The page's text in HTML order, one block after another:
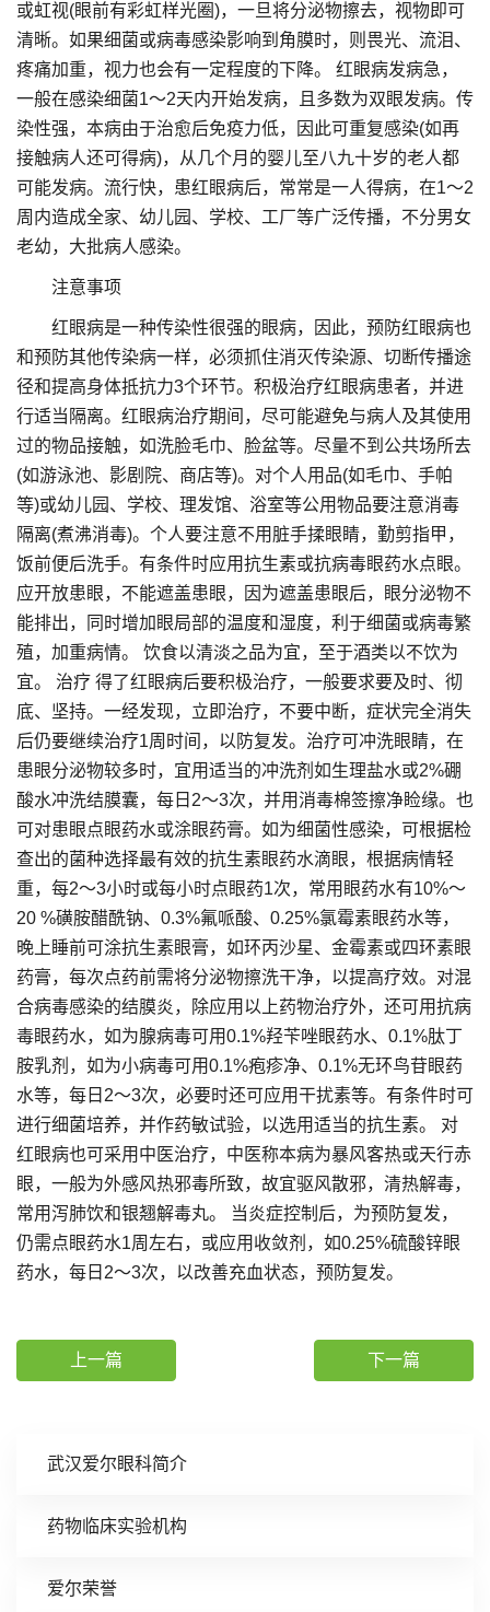
武汉爱尔眼科简介
药物临床实验机构
爱尔荣誉
或虹视(眼前有彩虹样光圈)，一旦将分泌物擦去，视物即可
清晰。如果细菌或病毒感染影响到角膜时，则畏光、流泪、
疼痛加重，视力也会有一定程度的下降。 红眼病发病急，
一般在感染细菌1～2天内开始发病，且多数为双眼发病。传
染性强，本病由于治愈后免疫力低，因此可重复感染(如再
接触病人还可得病)，从几个月的婴儿至八九十岁的老人都
可能发病。流行快，患红眼病后，常常是一人得病，在1～2
周内造成全家、幼儿园、学校、工厂等广泛传播，不分男女
老幼，大批病人感染。
注意事项
红眼病是一种传染性很强的眼病，因此，预防红眼病也
和预防其他传染病一样，必须抓住消灭传染源、切断传播途
径和提高身体抵抗力3个环节。积极治疗红眼病患者，并进
行适当隔离。红眼病治疗期间，尽可能避免与病人及其使用
过的物品接触，如洗脸毛巾、脸盆等。尽量不到公共场所去
(如游泳池、影剧院、商店等)。对个人用品(如毛巾、手帕
等)或幼儿园、学校、理发馆、浴室等公用物品要注意消毒
隔离(煮沸消毒)。个人要注意不用脏手揉眼睛，勤剪指甲，
饭前便后洗手。有条件时应用抗生素或抗病毒眼药水点眼。
应开放患眼，不能遮盖患眼，因为遮盖患眼后，眼分泌物不
能排出，同时增加眼局部的温度和湿度，利于细菌或病毒繁
殖，加重病情。 饮食以清淡之品为宜，至于酒类以不饮为
宜。 治疗 得了红眼病后要积极治疗，一般要求要及时、彻
底、坚持。一经发现，立即治疗，不要中断，症状完全消失
后仍要继续治疗1周时间，以防复发。治疗可冲洗眼睛，在
患眼分泌物较多时，宜用适当的冲洗剂如生理盐水或2%硼
酸水冲洗结膜囊，每日2～3次，并用消毒棉签擦净睑缘。也
可对患眼点眼药水或涂眼药膏。如为细菌性感染，可根据检
查出的菌种选择最有效的抗生素眼药水滴眼，根据病情轻
重，每2～3小时或每小时点眼药1次，常用眼药水有10%～
20 %磺胺醋酰钠、0.3%氟哌酸、0.25%氯霉素眼药水等，
晚上睡前可涂抗生素眼膏，如环丙沙星、金霉素或四环素眼
药膏，每次点药前需将分泌物擦洗干净，以提高疗效。对混
合病毒感染的结膜炎，除应用以上药物治疗外，还可用抗病
毒眼药水，如为腺病毒可用0.1%羟苄唑眼药水、0.1%肽丁
胺乳剂，如为小病毒可用0.1%疱疹净、0.1%无环鸟苷眼药
水等，每日2～3次，必要时还可应用干扰素等。有条件时可
进行细菌培养，并作药敏试验，以选用适当的抗生素。 对
红眼病也可采用中医治疗，中医称本病为暴风客热或天行赤
眼，一般为外感风热邪毒所致，故宜驱风散邪，清热解毒，
常用泻肺饮和银翘解毒丸。 当炎症控制后，为预防复发，
仍需点眼药水1周左右，或应用收敛剂，如0.25%硫酸锌眼
药水，每日2～3次，以改善充血状态，预防复发。
上一篇 下一篇